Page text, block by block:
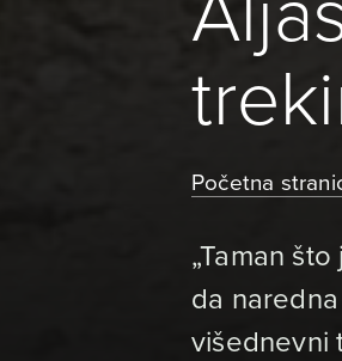
Početna
„Taman
da
višednevni